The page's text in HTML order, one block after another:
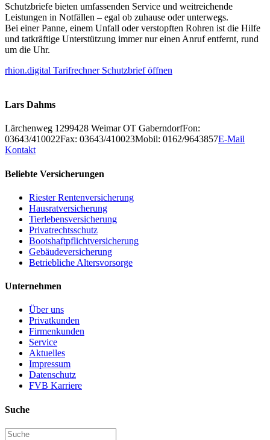
Schutzbriefe bieten umfassenden Service und weitreichende
Leistungen in Notfällen – egal ob zuhause oder unterwegs.
Bei einer Panne, einem Unfall oder verstopften Rohren ist die Hilfe
und tatkräftige Unterstützung immer nur einen Anruf entfernt, rund
um die Uhr.
rhion.digital Tarifrechner Schutzbrief öffnen
Lars Dahms
Lärchenweg 1299428 Weimar OT GaberndorfFon:
03643/410022Fax: 03643/410023Mobil: 0162/9643857E-Mail
Kontakt
Beliebte Versicherungen
Riester Rentenversicherung
Hausratversicherung
Tierlebensversicherung
Privatrechtsschutz
Bootshaftpflichtversicherung
Gebäudeversicherung
Betriebliche Altersvorsorge
Unternehmen
Über uns
Privatkunden
Firmenkunden
Service
Aktuelles
Impressum
Datenschutz
FVB Karriere
Suche